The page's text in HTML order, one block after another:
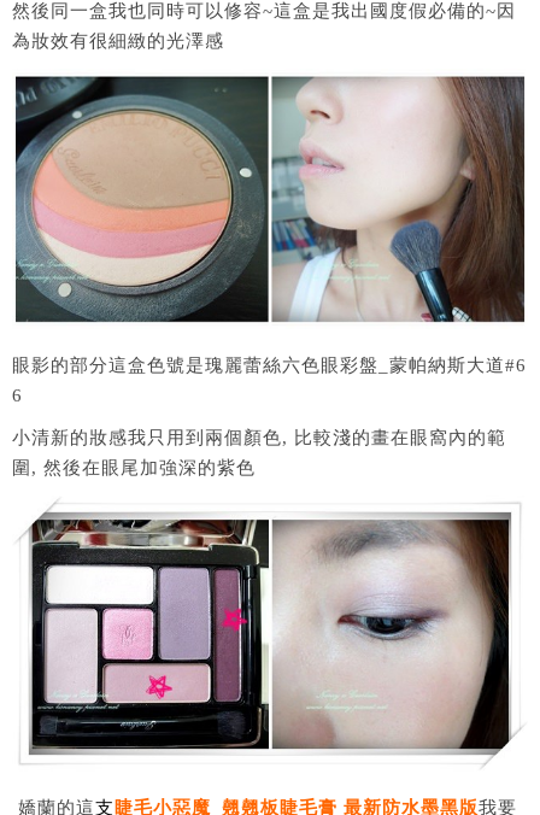
然後同一盒我也同時可以修容~這盒是我出國度假必備的~因
為妝效有很細緻的光澤感
眼影的部分這盒色號是瑰麗蕾絲六色眼彩盤_蒙帕納斯大道#6
6
小清新的妝感我只用到兩個顏色, 比較淺的畫在眼窩內的範
圍, 然後在眼尾加強深的紫色
嬌蘭的這支 睫毛小惡魔_翹翹板睫毛膏 最新防水墨黑版我要